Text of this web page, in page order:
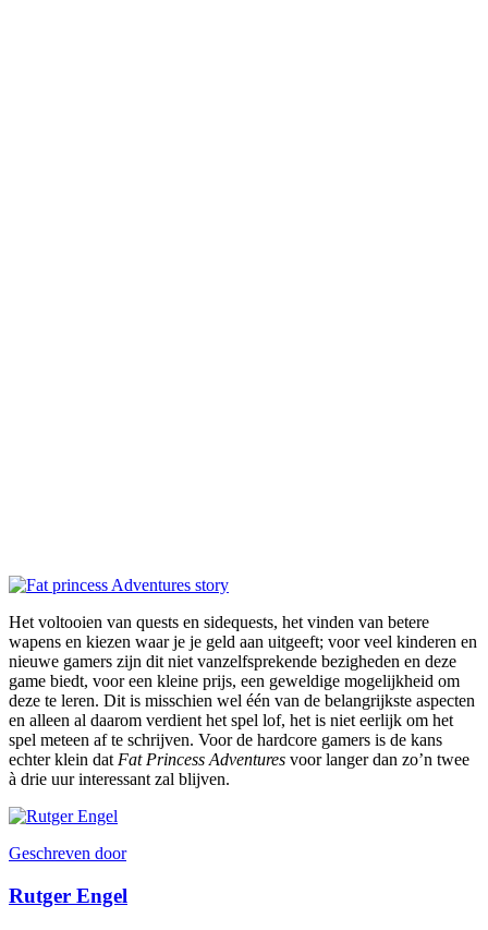
Het voltooien van quests en sidequests, het vinden van betere
wapens en kiezen waar je je geld aan uitgeeft; voor veel kinderen en
nieuwe gamers zijn dit niet vanzelfsprekende bezigheden en deze
game biedt, voor een kleine prijs, een geweldige mogelijkheid om
deze te leren. Dit is misschien wel één van de belangrijkste aspecten
en alleen al daarom verdient het spel lof, het is niet eerlijk om het
spel meteen af te schrijven. Voor de hardcore gamers is de kans
echter klein dat Fat Princess Adventures voor langer dan zo’n twee
à drie uur interessant zal blijven.
Geschreven door
Rutger Engel